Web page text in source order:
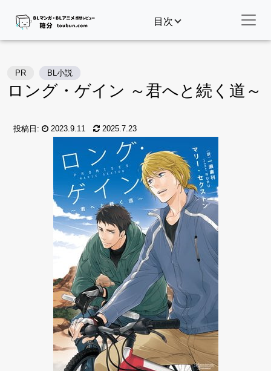
目次
PR BL小説
ロング・ゲイン ～君へと続く道～
投稿日: 2023.9.11 2025.7.23